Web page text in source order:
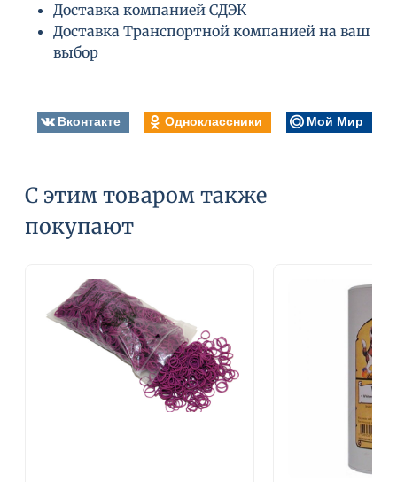
Доставка компанией СДЭК
Доставка Транспортной компанией на ваш
выбор
Вконтакте Одноклассники Мой Мир
С этим товаром также
покупают